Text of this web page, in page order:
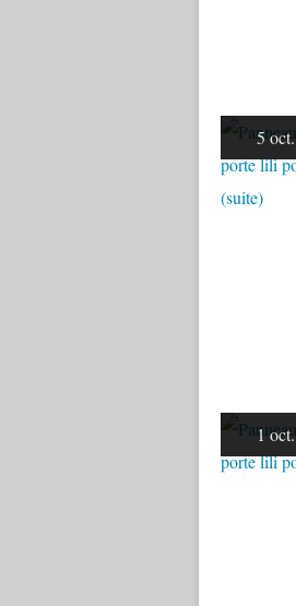
5 oct.
1 oct.